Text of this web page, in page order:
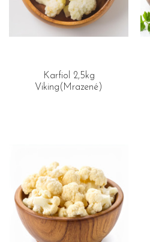
Karfiol 2,5kg
Viking(Mrazené)